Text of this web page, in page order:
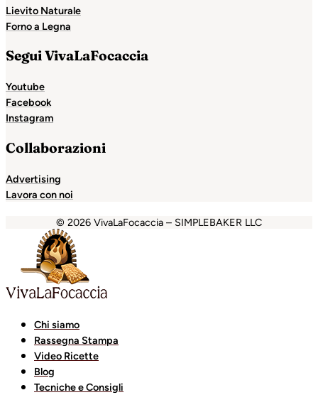
Lievito Naturale
Forno a Legna
Segui VivaLaFocaccia
Youtube
Facebook
Instagram
Collaborazioni
Advertising
Lavora con noi
© 2026 VivaLaFocaccia – SIMPLEBAKER LLC
jojobetEscort Royale
Chi siamo
Rassegna Stampa
Video Ricette
Blog
Tecniche e Consigli